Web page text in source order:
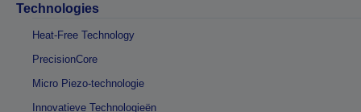
Technologies
Heat-Free Technology
PrecisionCore
Micro Piezo-technologie
Innovatieve Technologieën